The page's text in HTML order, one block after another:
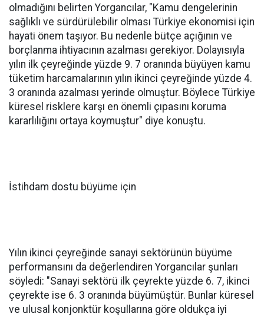
olmadığını belirten Yorgancılar, "Kamu dengelerinin
sağlıklı ve sürdürülebilir olması Türkiye ekonomisi için
hayati önem taşıyor. Bu nedenle bütçe açığının ve
borçlanma ihtiyacının azalması gerekiyor. Dolayısıyla
yılın ilk çeyreğinde yüzde 9. 7 oranında büyüyen kamu
tüketim harcamalarının yılın ikinci çeyreğinde yüzde 4.
3 oranında azalması yerinde olmuştur. Böylece Türkiye
küresel risklere karşı en önemli çıpasını koruma
kararlılığını ortaya koymuştur" diye konuştu.
İstihdam dostu büyüme için
Yılın ikinci çeyreğinde sanayi sektörünün büyüme
performansını da değerlendiren Yorgancılar şunları
söyledi: "Sanayi sektörü ilk çeyrekte yüzde 6. 7, ikinci
çeyrekte ise 6. 3 oranında büyümüştür. Bunlar küresel
ve ulusal konjonktür koşullarına göre oldukça iyi